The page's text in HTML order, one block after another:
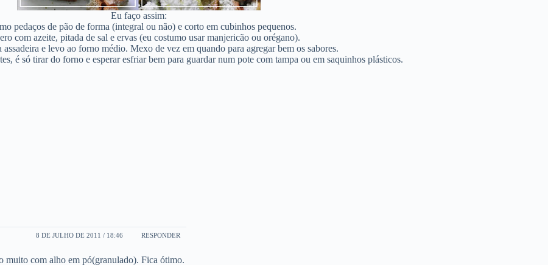
Eu faço assim:
pedaços de pão de forma (integral ou não) e corto em cubinhos pequenos.
com azeite, pitada de sal e ervas (eu costumo usar manjericão ou orégano).
e levo ao forno médio. Mexo de vez em quando para agregar bem os sabores.
é só tirar do forno e esperar esfriar bem para guardar num pote com tampa ou em saquinhos plásticos.
8 DE JULHO DE 2011 / 18:46 RESPONDER
muito com alho em pó(granulado). Fica ótimo.